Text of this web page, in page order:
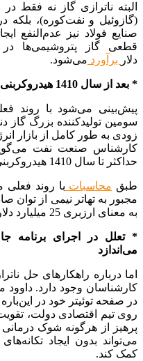
البته ناترازی گاز نه
(گازوئیل و نفت‌کوره)، بلکه
صنایع فولاد نیز عدم‌النفع
دلار برآورد می‌شود.
* بعد از سال 1410 هیدروکربنی برای صادرات نخواهیم داشت
پیش‌بینی می‌شود با روند
سومین تولیدکننده بزرگ گاز
زودی به طور کامل از بازار
کارشناس صنعت نفت
حداکثر تا سال 1410 هیدروکربنی برای صادرات ‌خواهیم داشت».
طبق محاسبات
مجبور به تهاتر نیمی از توان
به معنای ارزبری 25 میلیارد دلاری برای واردات بنزین است.
* تعلل در اجرای برنامه
می‌اندازد
اما درباره راهکارهای حل
کارشناسان وجود دارد.
روی تیم اقتصادی دولت،
پرهیز از هرگونه شوک
می‌تواند بدون ایجاد
کمک کند.